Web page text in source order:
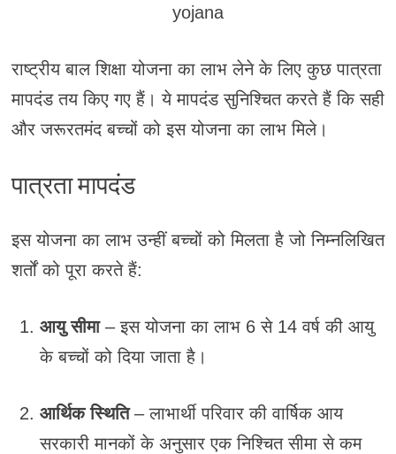
yojana
राष्ट्रीय बाल शिक्षा योजना का लाभ लेने के लिए कुछ पात्रता
मापदंड तय किए गए हैं। ये मापदंड सुनिश्चित करते हैं कि सही
और जरूरतमंद बच्चों को इस योजना का लाभ मिले।
पात्रता मापदंड
इस योजना का लाभ उन्हीं बच्चों को मिलता है जो निम्नलिखित
शर्तों को पूरा करते हैं:
आयु सीमा– इस योजना का लाभ 6 से 14 वर्ष की आयु
के बच्चों को दिया जाता है।
आर्थिक स्थिति– लाभार्थी परिवार की वार्षिक आय
सरकारी मानकों के अनुसार एक निश्चित सीमा से कम